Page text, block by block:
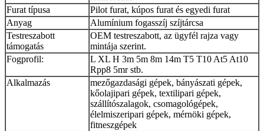
Furat típusa
Pilot furat, kúpos furat és egyedi furat
Anyag
Alumínium fogasszíj szíjtárcsa
Testreszabott
támogatás
OEM testreszabott, az ügyfél rajza vagy
mintája szerint.
Fogprofil:
L XL H 3m 5m 8m 14m T5 T10 At5 At10
Rpp8 5mr stb.
Alkalmazás
mezőgazdasági gépek, bányászati ​​gépek,
kőolajipari gépek, textilipari gépek,
szállítószalagok, csomagológépek,
élelmiszeripari gépek, mérnöki gépek,
fitneszgépek